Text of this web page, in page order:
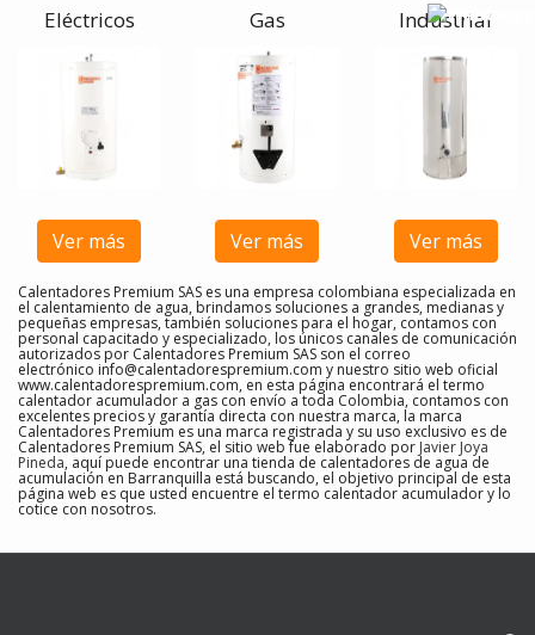
Eléctricos
Ver más
Gas
Ver más
Industrial
Ver más
Calentadores Premium SAS es una empresa colombiana especializada en
el calentamiento de agua, brindamos soluciones a grandes, medianas y
pequeñas empresas, también soluciones para el hogar, contamos con
personal capacitado y especializado, los únicos canales de comunicación
autorizados por Calentadores Premium SAS son el correo
electrónico info@calentadorespremium.com y nuestro sitio web oficial
www.calentadorespremium.com, en esta página encontrará el termo
calentador acumulador a gas con envío a toda Colombia, contamos con
excelentes precios y garantía directa con nuestra marca, la marca
Calentadores Premium es una marca registrada y su uso exclusivo es de
Calentadores Premium SAS, el sitio web fue elaborado por Javier Joya
Pineda, aquí puede encontrar una tienda de calentadores de agua de
acumulación en Barranquilla está buscando, el objetivo principal de esta
página web es que usted encuentre el termo calentador acumulador y lo
cotice con nosotros.